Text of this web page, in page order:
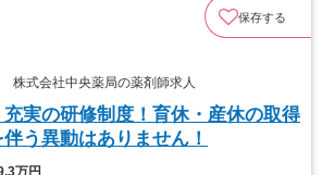
保存する
式会社中央薬局の薬剤師求人
充実の研修制度！育休・産休の取得
う異動はありません！
万円